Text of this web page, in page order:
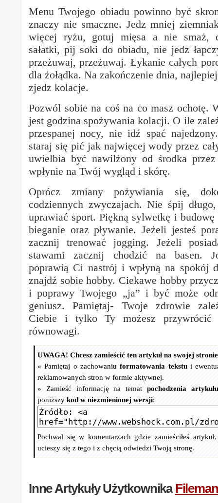
Menu Twojego obiadu powinno być
znaczy nie smaczne. Jedz mniej
więcej ryżu, gotuj mięsa a nie smaż,
sałatki, pij soki do obiadu, nie jedz
przeżuwaj, przeżuwaj. Łykanie całych
dla żołądka. Na zakończenie dnia,
zjedz kolacje.
Pozwól sobie na coś na co masz ochotę.
jest godzina spożywania kolacji. O ile
przespanej nocy, nie idź spać
staraj się pić jak najwięcej wody przez
uwielbia być nawilżony od środka
wpłynie na Twój wygląd i skórę.
Oprócz zmiany pożywiania się,
codziennych zwyczajach. Nie śpij
uprawiać sport. Piękną sylwetkę i budowę
bieganie oraz pływanie. Jeżeli jesteś
zacznij trenować jogging. Jeżeli
stawami zacznij chodzić na basen.
poprawią Ci nastrój i wpłyną na spokój
znajdź sobie hobby. Ciekawe hobby
i poprawy Twojego „ja” i być może
geniusz. Pamiętaj- Twoje zdrowie
Ciebie i tylko Ty możesz przywrócić
równowagi.
UWAGA! Chcesz zamieścić ten artykuł na swojej
» Pamiętaj o zachowaniuformatowania tekstui
reklamowanych stron w formie aktywnej.
» Zamieść informację na temat pochodzenia artykułu
poniższy kod w niezmienionej wersji:
Pochwal się w komentarzach gdzie zamieściłeś
ucieszy się z tego i z chęcią odwiedzi Twoją stronę.
Inne Artykuły Użytkownika